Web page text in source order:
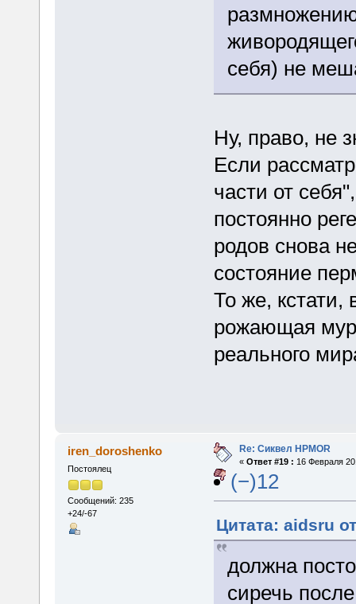
себя) не
Ну, право, не
Если
части от
постоянно
родов снова
состояние
То же, кстати,
рожающая
реального
iren_doroshenko
Постоялец
Сообщений: 235
+24/-67
Re: Сиквел HPMOR
« Ответ #19 : 16 Февраля
(−)12
Цитата: aidsru
должна
сиречь